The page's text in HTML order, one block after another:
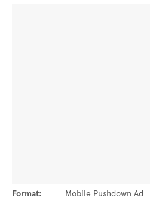
Format:
Mobile Pushdown Ad